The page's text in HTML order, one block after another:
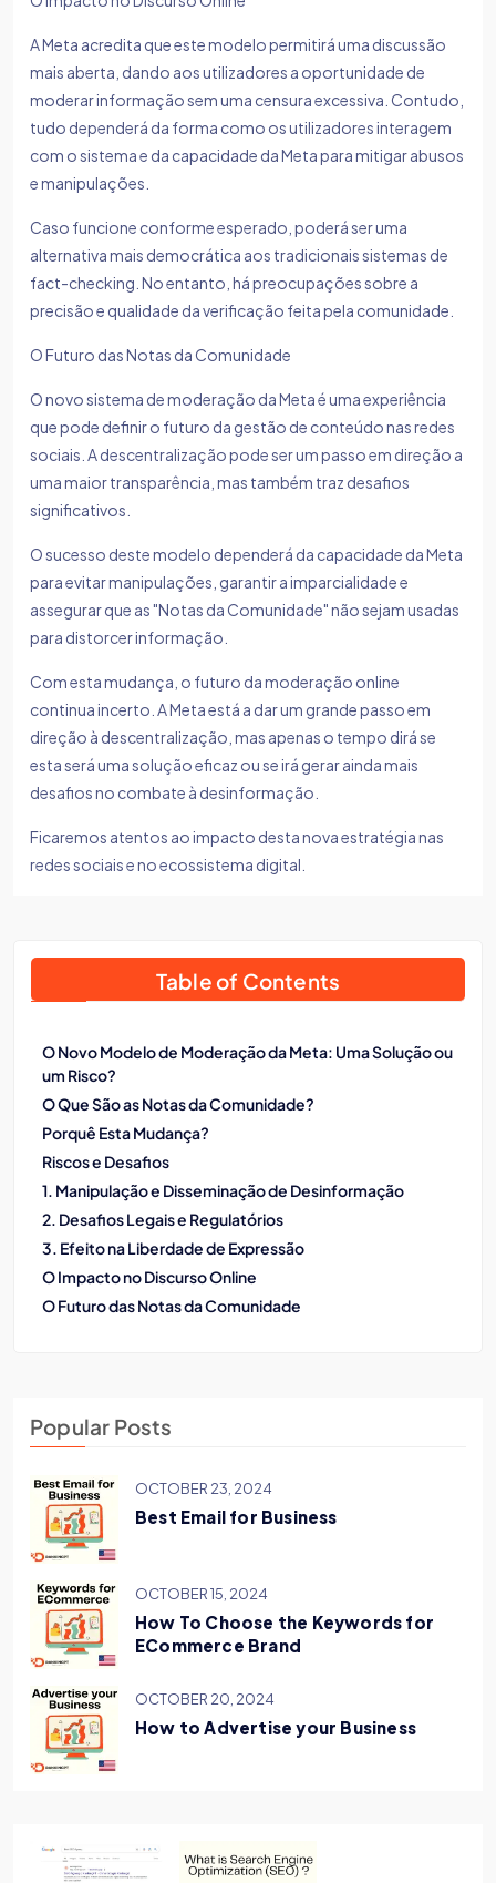
A Meta acredita que este modelo permitirá uma discussão
mais aberta, dando aos utilizadores a oportunidade de
moderar informação sem uma censura excessiva. Contudo,
tudo dependerá da forma como os utilizadores interagem
com o sistema e da capacidade da Meta para mitigar abusos
e manipulações.
Caso funcione conforme esperado, poderá ser uma
alternativa mais democrática aos tradicionais sistemas de
fact-checking. No entanto, há preocupações sobre a
precisão e qualidade da verificação feita pela comunidade.
O Futuro das Notas da Comunidade
O novo sistema de moderação da Meta é uma experiência
que pode definir o futuro da gestão de conteúdo nas redes
sociais. A descentralização pode ser um passo em direção a
uma maior transparência, mas também traz desafios
significativos.
O sucesso deste modelo dependerá da capacidade da Meta
para evitar manipulações, garantir a imparcialidade e
assegurar que as "Notas da Comunidade" não sejam usadas
para distorcer informação.
Com esta mudança, o futuro da moderação online
continua incerto. A Meta está a dar um grande passo em
direção à descentralização, mas apenas o tempo dirá se
esta será uma solução eficaz ou se irá gerar ainda mais
desafios no combate à desinformação.
Ficaremos atentos ao impacto desta nova estratégia nas
redes sociais e no ecossistema digital.
Table of Contents
O Novo Modelo de Moderação da Meta: Uma Solução ou
um Risco?
O Que São as Notas da Comunidade?
Porquê Esta Mudança?
Riscos e Desafios
1. Manipulação e Disseminação de Desinformação
2. Desafios Legais e Regulatórios
3. Efeito na Liberdade de Expressão
O Impacto no Discurso Online
O Futuro das Notas da Comunidade
Popular Posts
OCTOBER 23, 2024
Best Email for Business
OCTOBER 15, 2024
How To Choose the Keywords for
ECommerce Brand
OCTOBER 20, 2024
How to Advertise your Business